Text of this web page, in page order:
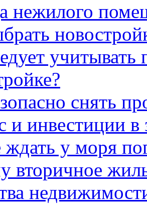
нежилого
снять
и инвестиции
ждать у моря
вторичное